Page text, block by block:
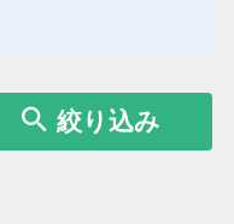
絞り込み